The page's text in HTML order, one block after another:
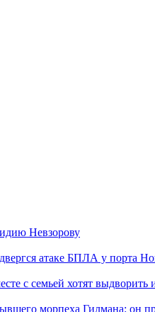
Невзорову
атаке БПЛА у порта
с семьей хотят выдворить
морпеха Гилмана: он